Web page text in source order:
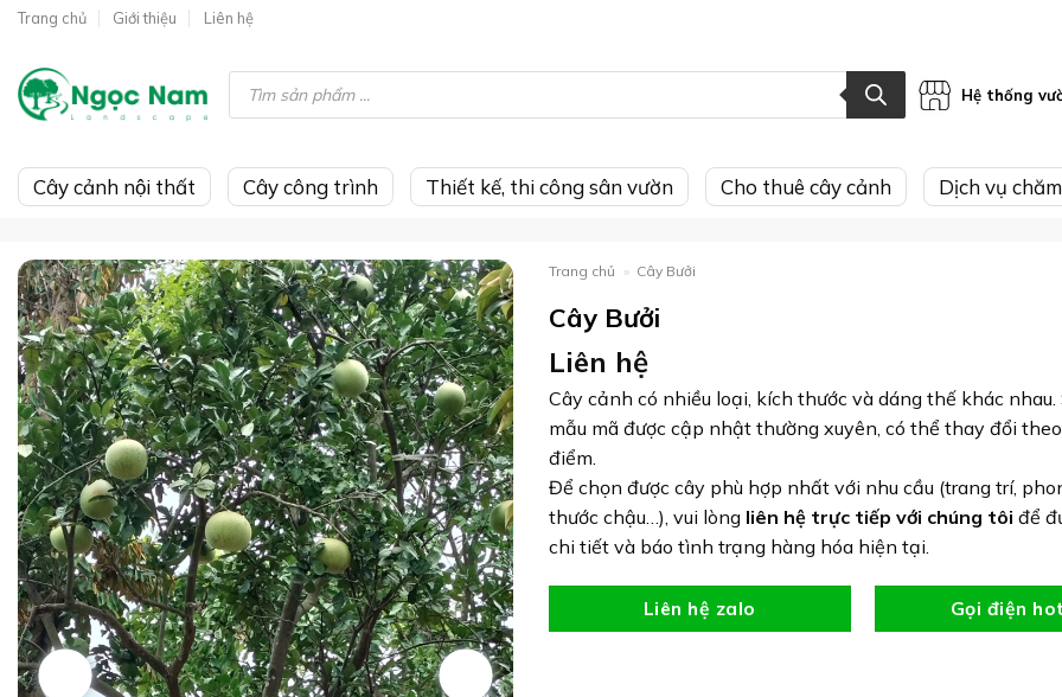
Skip
content
Trang chủ Giới thiệu Liên hệ
Tìm
kiếm
sản
Hệ thống
Cây cảnh nội thất Cây công trình Thiết kế, thi công sân vườn Cho thuê cây cảnh Dịch vụ
Trang chủ » Cây Bưởi
Cây Bưởi
Liên hệ
Cây cảnh có nhiều loại, kích thước và dáng thế khác nhau.
mẫu mã được cập nhật thường xuyên, có thể thay đổi
điểm.
Để chọn được cây phù hợp nhất với nhu cầu (trang trí,
thước chậu…), vui lòng liên hệ trực tiếp với chúng tôi để
chi tiết và báo tình trạng hàng hóa hiện tại.
Liên hệ zalo Gọi điện